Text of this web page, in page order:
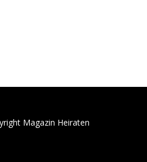
Magazin Heiraten